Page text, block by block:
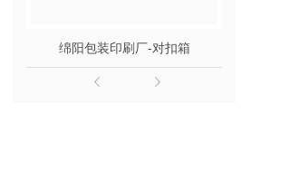
绵阳包装印刷厂-对扣箱